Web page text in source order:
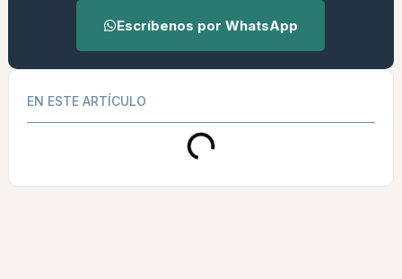
Escríbenos por WhatsApp
EN ESTE ARTÍCULO